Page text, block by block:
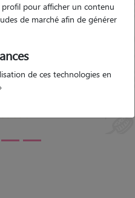
elle s'est très bien
eu des nouvelles
de photos
de la prestation
5
pour afficher un contenu
de marché afin de générer
de ces technologies en